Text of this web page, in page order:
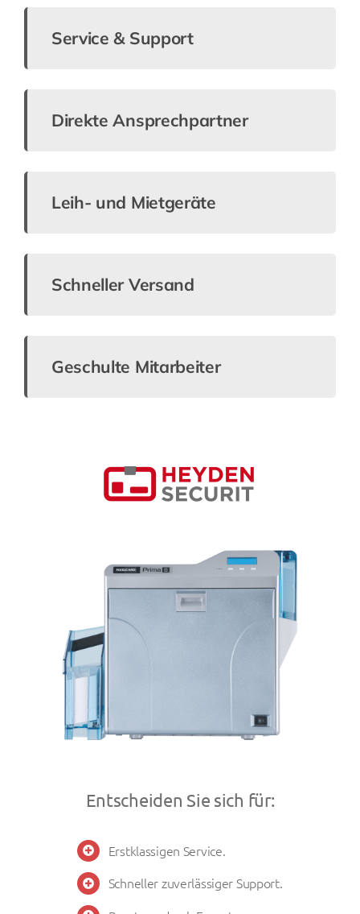
Service & Support
Direkte Ansprechpartner
Leih- und Mietgeräte
Schneller Versand
Geschulte Mitarbeiter
Entscheiden Sie sich für:
Erstklassigen Service.
Schneller zuverlässiger Support.